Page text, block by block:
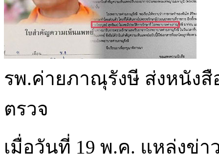
รพ.ค่ายภาณุรังษี ส่งหนังสื
ตรวจ
เมื่อวันที่ 19 พ.ค. แหล่งข่